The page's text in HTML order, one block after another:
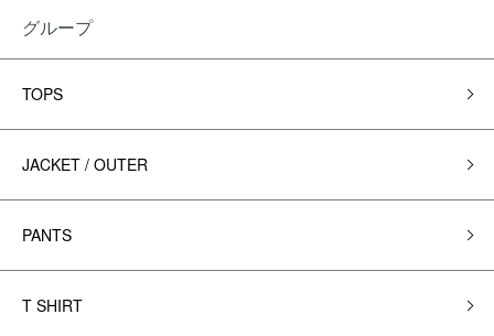
グループ
TOPS
JACKET / OUTER
PANTS
T SHIRT